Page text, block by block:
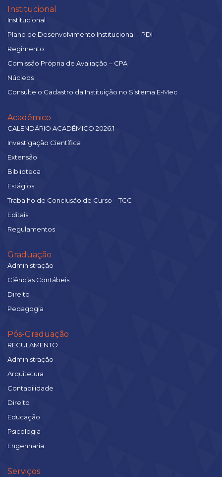
Institucional
Institucional
Plano de Desenvolvimento Institucional – PDI
Regimento
Comissão Própria de Avaliação – CPA
Núcleos
Consulte o Cadastro da Instituição no Sistema E-Mec
Acadêmico
CALENDÁRIO ACADÊMICO 2026.1
Investigação Científica
Extensão
Biblioteca
Estágios
Trabalho de Conclusão de Curso – TCC
Editais
Regulamentos
Graduação
Administração
Ciências Contábeis
Direito
Pedagogia
Pós-Graduação
REGULAMENTO
Administração
Arquitetura
Contabilidade
Direito
Educação
Psicologia
Engenharia
Serviços